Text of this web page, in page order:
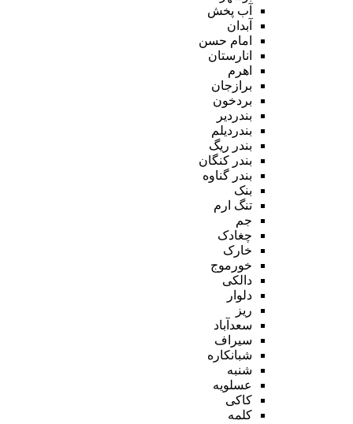
آب پخش
آبدان
امام حسن
انارستان
اهرم
برازجان
بردخون
بندردیر
بندردیلم
بندر ریگ
بندر کنگان
بندر گناوه
بنک
تنگ ارم
جم
چغادک
خارک
خورموج
دالکی
دلوار
ریز
سعدآباد
سیراف
شبانکاره
شنبه
عسلویه
کاکی
کلمه